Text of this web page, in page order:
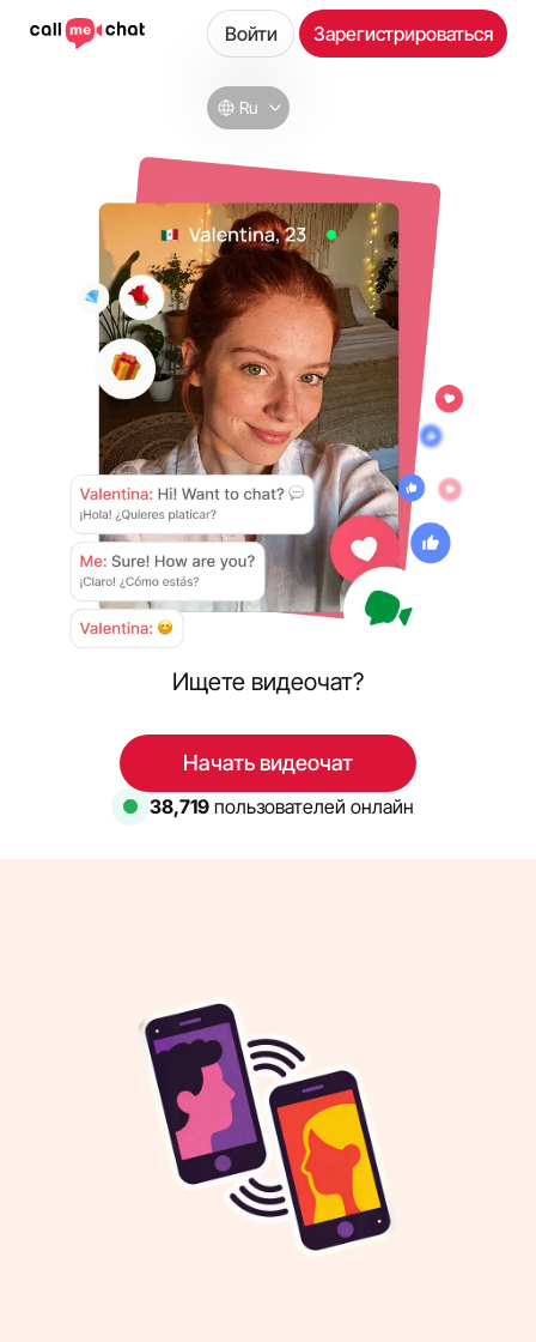
Ru
Войти Зарегистрироваться
Ищете видеочат?
Начать видеочат
39,574 пользователей онлайн